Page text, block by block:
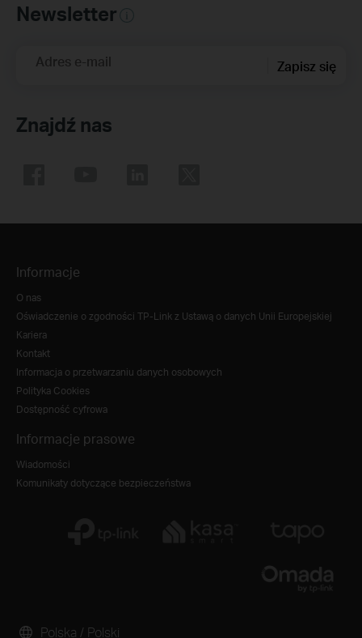
Newsletter
Adres e-mail Zapisz się
Znajdź nas
Informacje
O nas
Oświadczenie o zgodności TP-Link z Ustawą o danych Unii Europejskiej
Kariera
Kontakt
Informacja o przetwarzaniu danych osobowych
Polityka Cookies
Dostępność cyfrowa
Informacje prasowe
Wiadomości
Komunikaty dotyczące bezpieczeństwa
Polska / Polski